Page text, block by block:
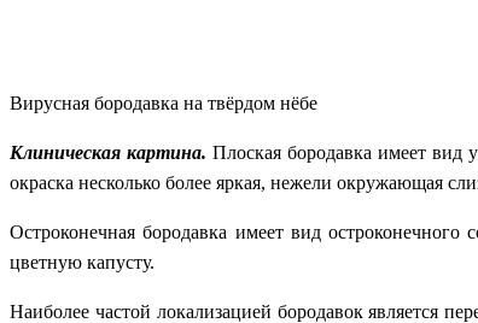
Вирусная бородавка на твёрдом нёбе
Клиническая картина. Плоская бородавка имеет вид
окраска несколько более яркая, нежели окружающая
Остроконечная бородавка имеет вид
цветную капусту.
Наиболее частой локализацией бородавок является